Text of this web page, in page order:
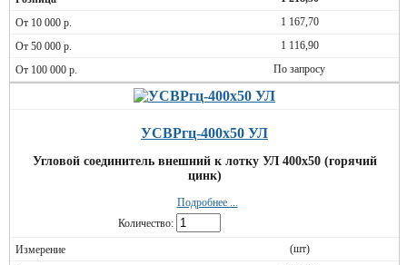
1 167,70
1 116,90
По запросу
УСВРгц-400х50 УЛ
Угловой соединитель внешний к лотку УЛ 400х50 (горячий
цинк)
Подробнее ...
Количество:
(шт)